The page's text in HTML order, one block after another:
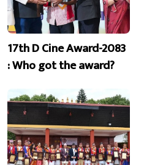
17th D Cine Award-2083
: Who got the award?